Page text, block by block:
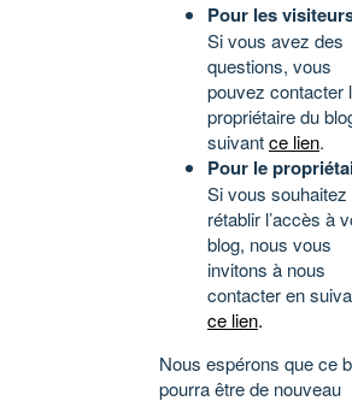
Pour les
Si vous avez des
questions, vous
pouvez contacter
propriétaire du
suivantce lien.
Pour le
Si vous souhaitez
rétablir l’accès à
blog, nous vous
invitons à nous
contacter en
ce lien.
Nous espérons que ce
pourra être de nouveau